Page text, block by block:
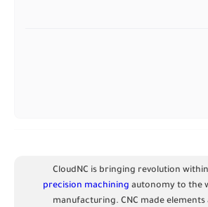
precision machining autonomy to the
manufacturing. CNC made elements